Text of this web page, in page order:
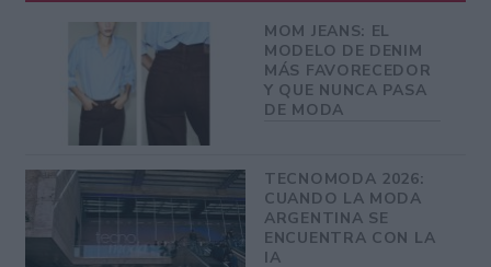
MOM JEANS: EL
MODELO DE DENIM
MÁS FAVORECEDOR
Y QUE NUNCA PASA
DE MODA
TECNOMODA 2026:
CUANDO LA MODA
ARGENTINA SE
ENCUENTRA CON LA
IA